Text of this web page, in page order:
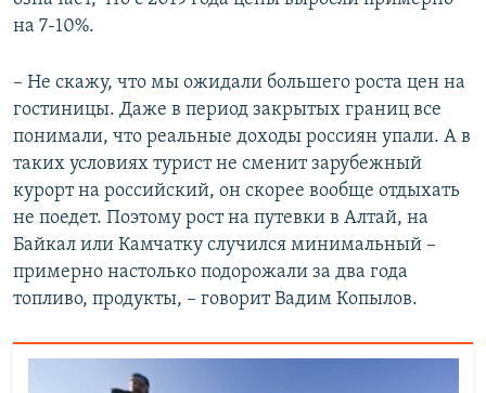
на 7-10%.
– Не скажу, что мы ожидали большего роста цен на
гостиницы. Даже в период закрытых границ все
понимали, что реальные доходы россиян упали. А в
таких условиях турист не сменит зарубежный
курорт на российский, он скорее вообще отдыхать
не поедет. Поэтому рост на путевки в Алтай, на
Байкал или Камчатку случился минимальный –
примерно настолько подорожали за два года
топливо, продукты, – говорит Вадим Копылов.